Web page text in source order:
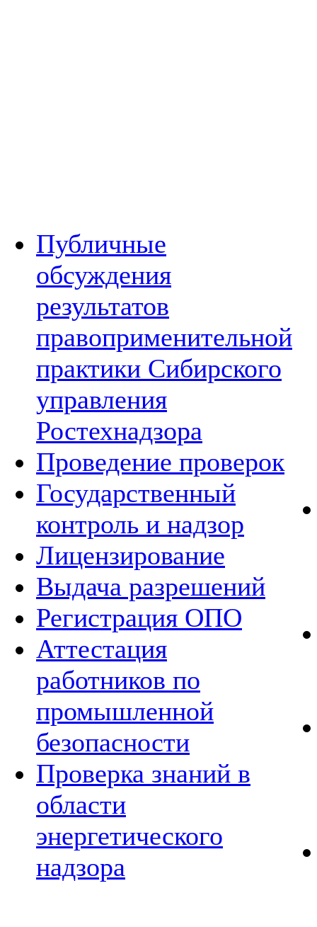
Публичные
обсуждения
результатов
правоприменительной
практики Сибирского
управления
Ростехнадзора
Проведение проверок
Государственный
контроль и надзор
Лицензирование
Выдача разрешений
Регистрация ОПО
Аттестация
работников по
промышленной
безопасности
Проверка знаний в
области
энергетического
надзора